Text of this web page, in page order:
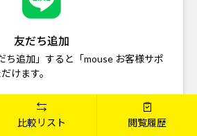
比較リスト 閲覧履歴
友だち追加
ち追加」すると「mouse お客様サポ
けます。
友だち追加はこちら